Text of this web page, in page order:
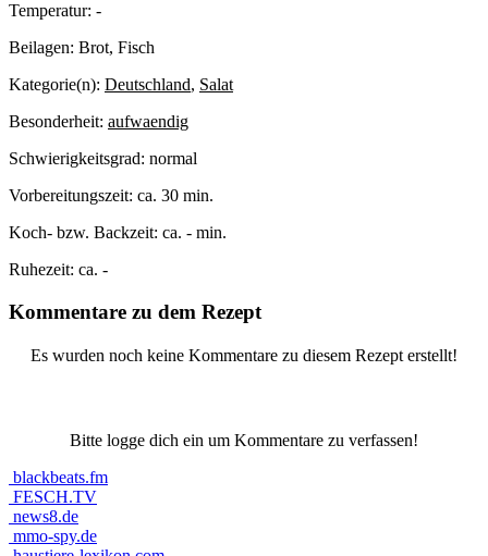
Temperatur: -
Beilagen: Brot, Fisch
Kategorie(n): Deutschland, Salat
Besonderheit: aufwaendig
Schwierigkeitsgrad: normal
Vorbereitungszeit: ca. 30 min.
Koch- bzw. Backzeit: ca. - min.
Ruhezeit: ca. -
Kommentare zu dem Rezept
Es wurden noch keine Kommentare zu diesem Rezept erstellt!
Bitte logge dich ein um Kommentare zu verfassen!
blackbeats.fm
FESCH.TV
news8.de
mmo-spy.de